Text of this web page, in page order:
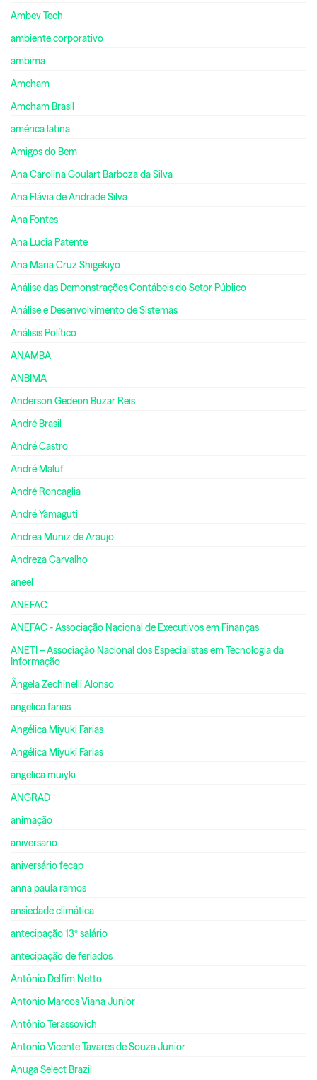
Ambev Tech
ambiente corporativo
ambima
Amcham
Amcham Brasil
américa latina
Amigos do Bem
Ana Carolina Goulart Barboza da Silva
Ana Flávia de Andrade Silva
Ana Fontes
Ana Lucia Patente
Ana Maria Cruz Shigekiyo
Análise das Demonstrações Contábeis do Setor Público
Análise e Desenvolvimento de Sistemas
Análisis Político
ANAMBA
ANBIMA
Anderson Gedeon Buzar Reis
André Brasil
André Castro
André Maluf
André Roncaglia
André Yamaguti
Andrea Muniz de Araujo
Andreza Carvalho
aneel
ANEFAC
ANEFAC - Associação Nacional de Executivos em Finanças
ANETI – Associação Nacional dos Especialistas em Tecnologia da
Informação
Ângela Zechinelli Alonso
angelica farias
Angélica Miyuki Farias
Angélica Miyuki Farias
angelica muiyki
ANGRAD
animação
aniversario
aniversário fecap
anna paula ramos
ansiedade climática
antecipação 13º salário
antecipação de feriados
Antônio Delfim Netto
Antonio Marcos Viana Junior
Antônio Terassovich
Antonio Vicente Tavares de Souza Junior
Anuga Select Brazil